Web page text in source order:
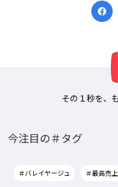
その１秒を、
今注目の＃タグ
＃バレイヤージュ ＃最高売上